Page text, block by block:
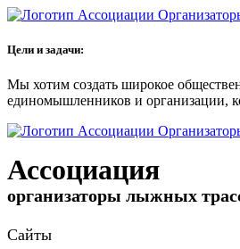
Цели и задачи:
Мы хотим создать широкое
единомышленников и организации,
Ассоциация
организаторы лыжных
Сайты